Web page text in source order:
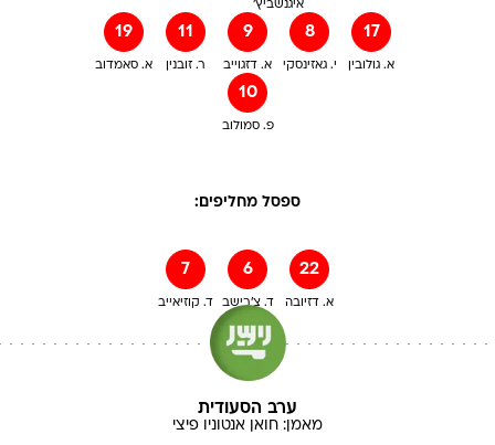
איגנשביץ'
19
א. סאמדוב
11
ר. זובנין
9
א. דזגוייב
8
י. גאזינסקי
17
א. גולובין
10
פ. סמולוב
ספסל מחליפים:
7
ד. קוזיאייב
6
ד. צ'רישב
22
א. דזיובה
ערב הסעודית
מאמן: חואן אנטוניו פיצי